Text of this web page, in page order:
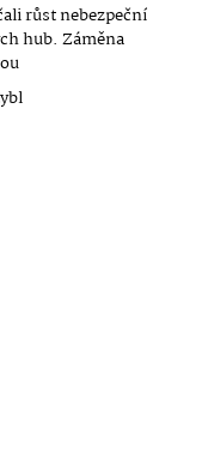
růst nebezpeční
hub. Záměna